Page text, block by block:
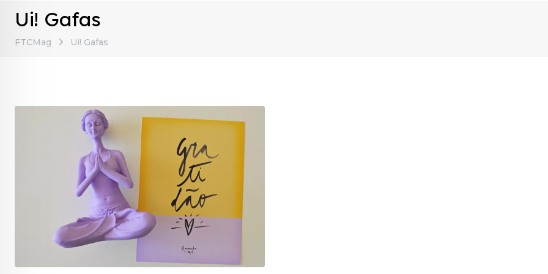
Ui! Gafas
FTCMag Ui! Gafas